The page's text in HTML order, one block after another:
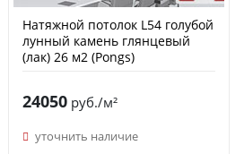
Натяжной потолок L54 голубой
лунный камень глянцевый
(лак) 26 м2 (Pongs)
24050 руб./м²
уточнить наличие